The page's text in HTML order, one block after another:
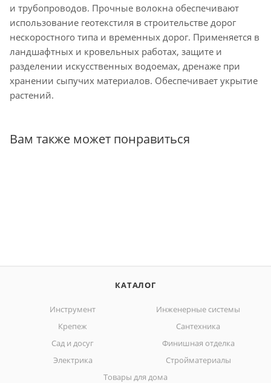
и трубопроводов. Прочные волокна обеспечивают
использование геотекстиля в строительстве дорог
нескоростного типа и временных дорог. Применяется в
ландшафтных и кровельных работах, защите и
разделении искусственных водоемах, дренаже при
хранении сыпучих материалов. Обеспечивает укрытие
растений.
Вам также может понравиться
КАТАЛОГ
Инструмент
Инженерные системы
Крепеж
Сантехника
Сад и досуг
Финишная отделка
Электрика
Стройматериалы
Товары для дома